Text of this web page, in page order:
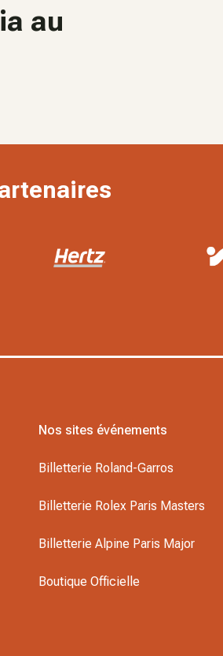
au
Nos sites événements
Billetterie Roland-Garros
Billetterie Rolex Paris Masters
Billetterie Alpine Paris Major
Boutique Officielle